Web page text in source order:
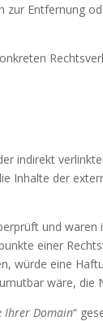
Entfernung
indirekt
Inhalte der
und
einer
würde eine
wäre, die
Ihrer Domain“